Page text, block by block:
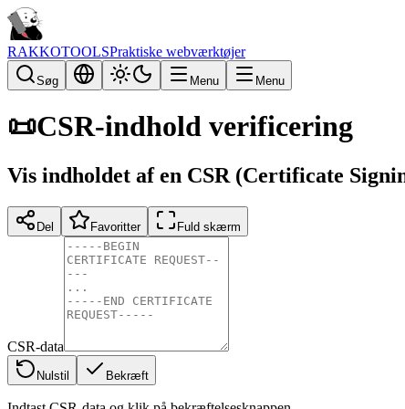
RAKKOTOOLSPraktiske webværktøjer
Søg Menu Menu
📜CSR-indhold verificering
Vis indholdet af en CSR (Certificate
Del Favoritter Fuld skærm
CSR-data
Nulstil Bekræft